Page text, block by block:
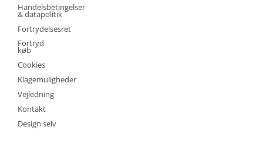
Handelsbetingelser
& datapolitik
Fortrydelsesret
Fortryd
køb
Cookies
Klagemuligheder
Vejledning
Kontakt
Design selv